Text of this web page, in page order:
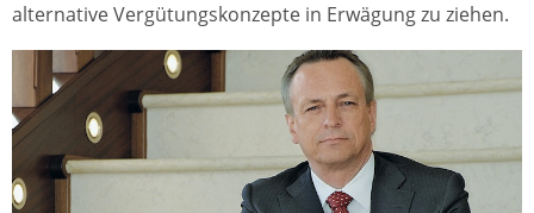
alternative Vergütungskonzepte in Erwägung zu ziehen.